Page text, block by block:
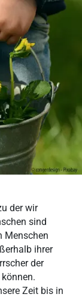
der wir
sind
Menschen
ihrer
der
Zeit bis in